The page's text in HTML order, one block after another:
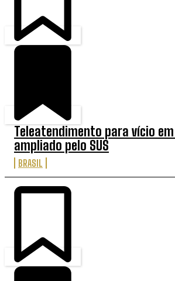
Teleatendimento para vício
ampliado pelo SUS
BRASIL